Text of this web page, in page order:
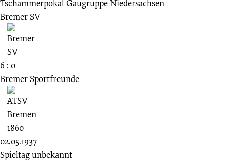
Tschammerpokal Gaugruppe Niedersachsen
Bremer SV
6 : 0
Bremer Sportfreunde
02.05.1937
Spieltag unbekannt